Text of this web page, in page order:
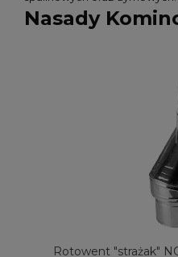
Nasady
Rotowent "strażak"